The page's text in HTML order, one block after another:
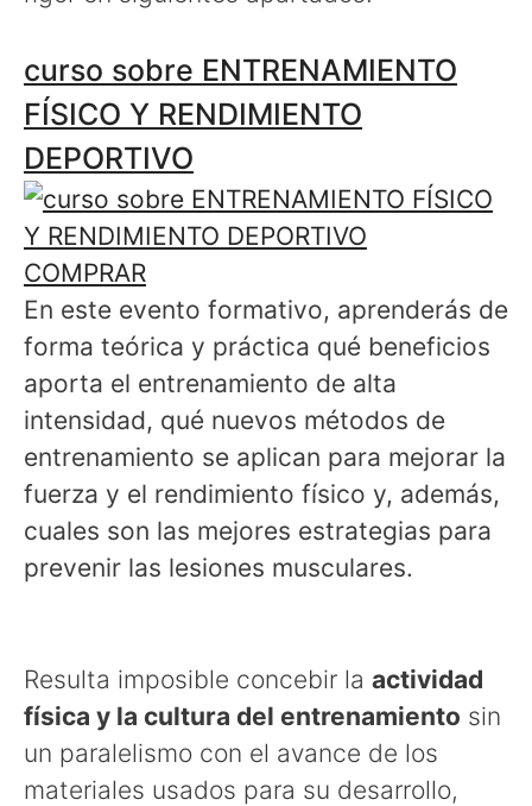
curso sobre ENTRENAMIENTO
FÍSICO Y RENDIMIENTO
DEPORTIVO
COMPRAR
En este evento formativo, aprenderás de
forma teórica y práctica qué beneficios
aporta el entrenamiento de alta
intensidad, qué nuevos métodos de
entrenamiento se aplican para mejorar la
fuerza y el rendimiento físico y, además,
cuales son las mejores estrategias para
prevenir las lesiones musculares.
Resulta imposible concebir la actividad
física y la cultura del entrenamiento sin
un paralelismo con el avance de los
materiales usados para su desarrollo,